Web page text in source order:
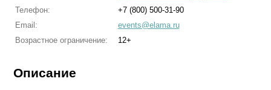
Телефон:
+7 (800) 500-31-90
Email:
events@elama.ru
Возрастное ограничение:
12+
Описание